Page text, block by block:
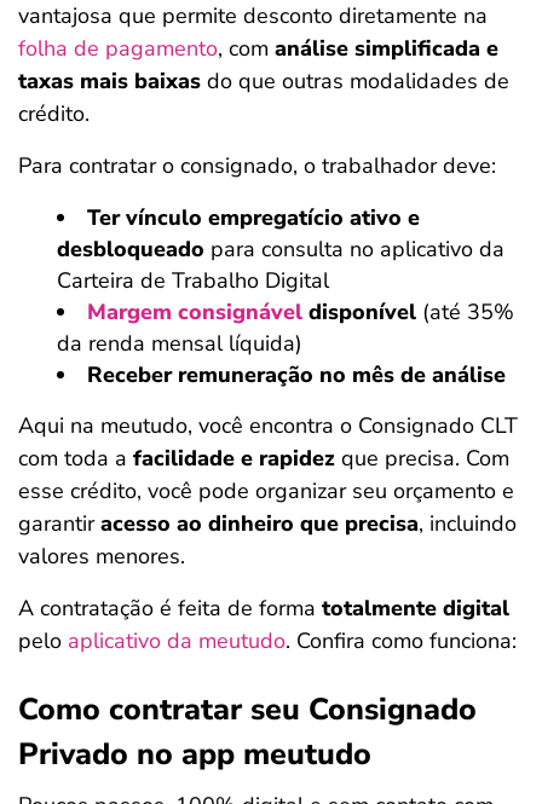
vantajosa que permite desconto diretamente na
folha de pagamento, com análise simplificada e
taxas mais baixas do que outras modalidades de
crédito.
Para contratar o consignado, o trabalhador deve:
Ter vínculo empregatício ativo e
desbloqueado para consulta no aplicativo da
Carteira de Trabalho Digital
Margem consignável disponível (até 35%
da renda mensal líquida)
Receber remuneração no mês de análise
Aqui na meutudo, você encontra o Consignado CLT
com toda a facilidade e rapidez que precisa. Com
esse crédito, você pode organizar seu orçamento e
garantiracesso ao dinheiro que precisa, incluindo
valores menores.
A contratação é feita de forma totalmente digital
pelo aplicativo da meutudo. Confira como funciona:
Como contratar seu Consignado
Privado no app meutudo